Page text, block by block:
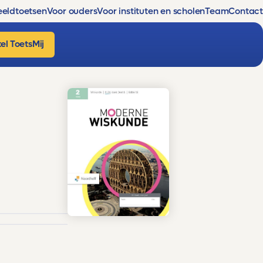
Voor oudersVoor instituten en scholenTeamContact
ToetsMij